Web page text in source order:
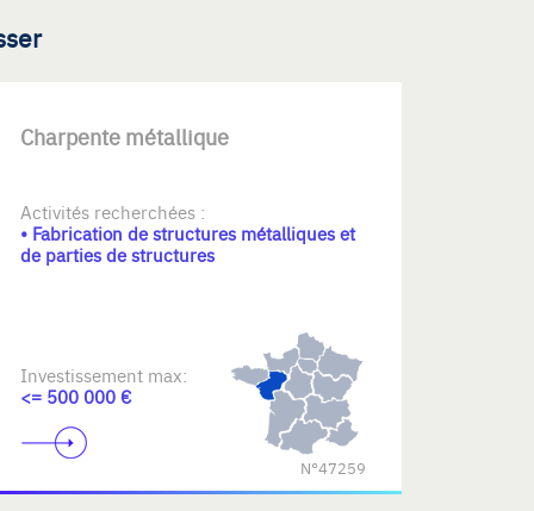
Charpente métallique
Activités recherchées :
• Fabrication de structures métalliques et
de parties de structures
Investissement max:
<= 500 000 €
N°47259